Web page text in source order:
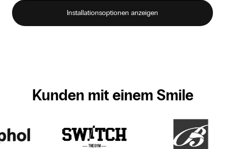
Installationsoptionen anzeigen
Kunden mit einem Smile